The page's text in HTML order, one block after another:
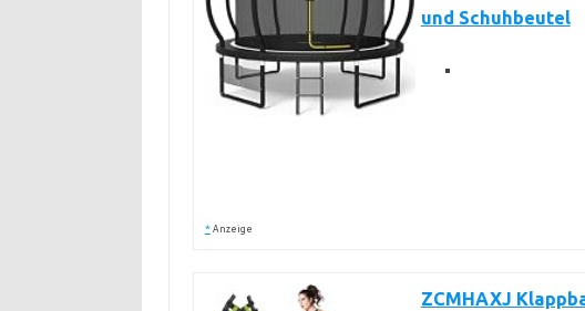
und Schuhbeutel
* Anzeige
ZCMHAXJ